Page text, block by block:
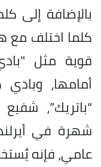
بالإضافة إلى
كلما اختلف مع
قوية مثل
أمامها،
“باتريك”،
شهرة في
عامي، فإنه